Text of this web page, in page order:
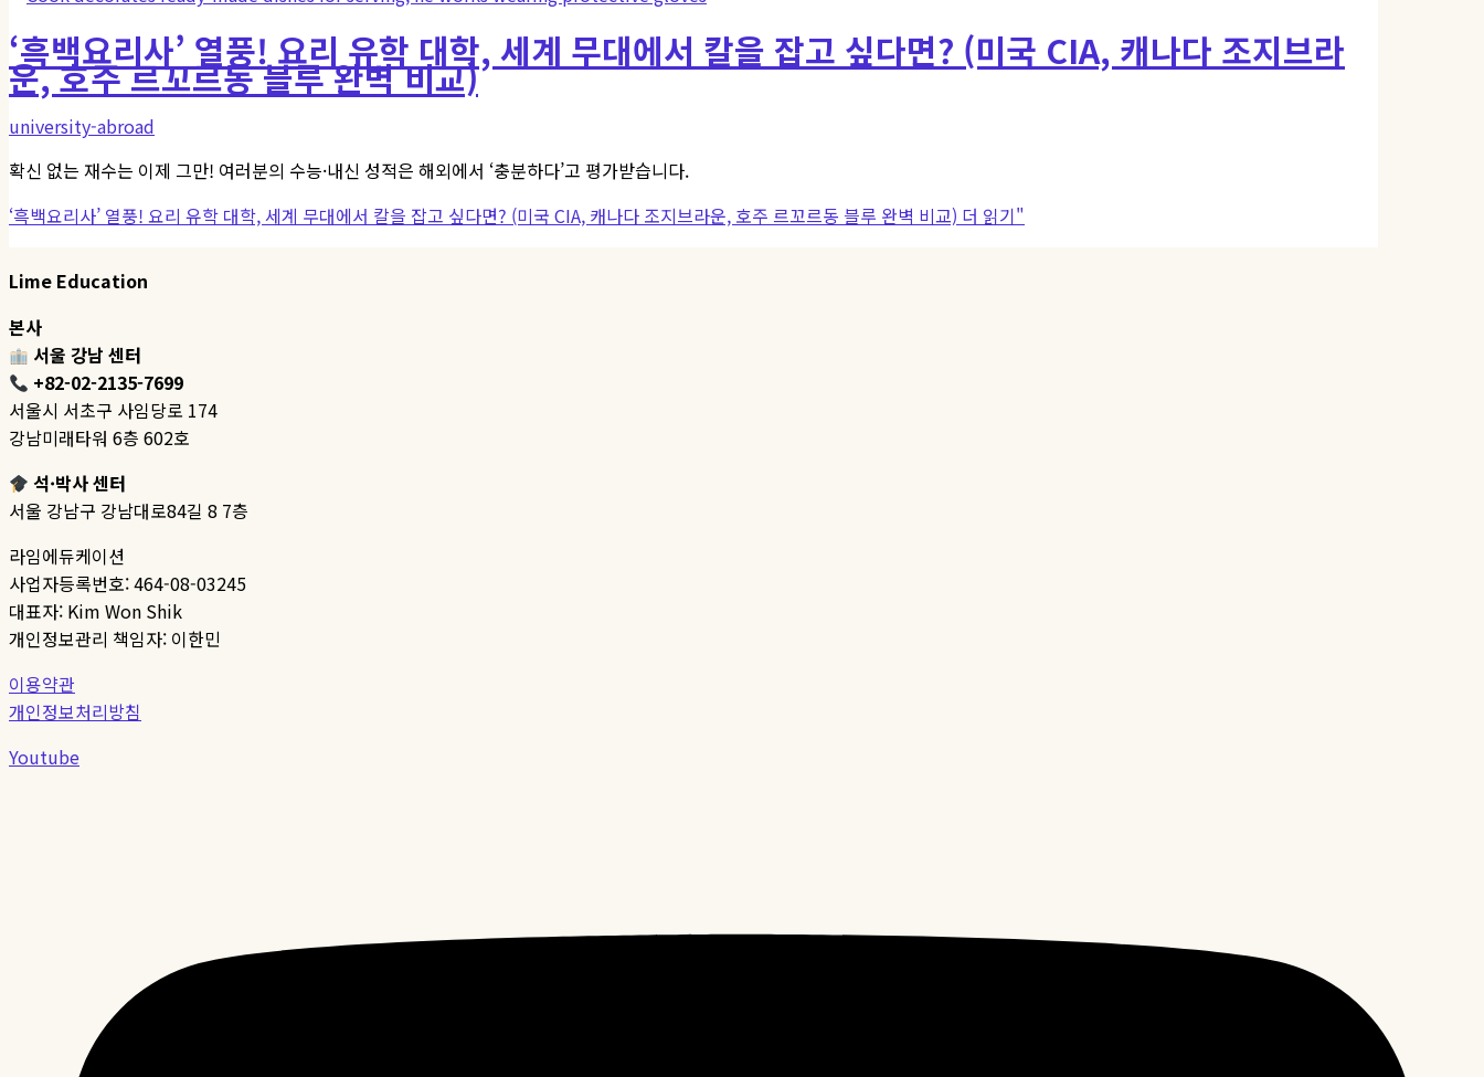
‘흑백요리사’ 열풍! 요리 유학 대학, 세계 무대에서 칼을 잡고 싶다면? (미국 CIA, 캐나다 조지브라
운, 호주 르꼬르동 블루 완벽 비교)
university-abroad
확신 없는 재수는 이제 그만! 여러분의 수능·내신 성적은 해외에서 ‘충분하다’고 평가받습니다.
‘흑백요리사’ 열풍! 요리 유학 대학, 세계 무대에서 칼을 잡고 싶다면? (미국 CIA, 캐나다 조지브라운, 호주 르꼬르동 블루 완벽 비교) 더 읽기"
Lime Education
본사
서울 강남 센터
+82-02-2135-7699
서울시 서초구 사임당로 174
강남미래타워 6층 602호
석·박사 센터
서울 강남구 강남대로84길 8 7층
라임에듀케이션
사업자등록번호: 464-08-03245
대표자: Kim Won Shik
개인정보관리 책임자: 이한민
이용약관
개인정보처리방침
Youtube